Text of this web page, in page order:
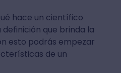
hace un científico
que brinda la
esto podrás empezar
de un